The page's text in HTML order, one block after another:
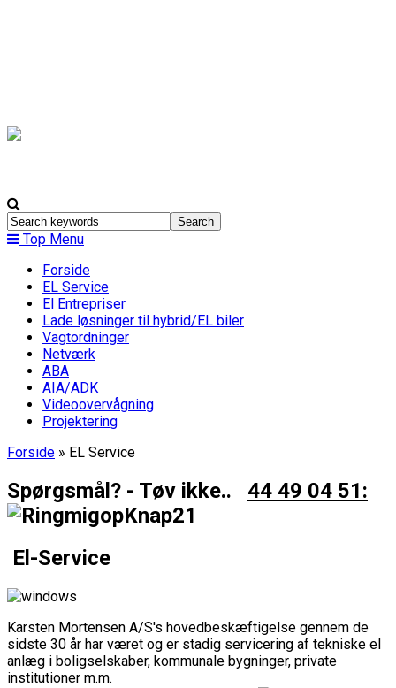
Top Menu
Forside
EL Service
El Entrepriser
Lade løsninger til hybrid/EL biler
Vagtordninger
Netværk
ABA
AIA/ADK
Videoovervågning
Projektering
Forside » EL Service
Spørgsmål? - Tøv ikke.. 44 49 04 51:
El-Service
Karsten Mortensen A/S's hovedbeskæftigelse gennem de
sidste 30 år har været og er stadig servicering af tekniske el
anlæg i boligselskaber, kommunale bygninger, private
institutioner m.m.